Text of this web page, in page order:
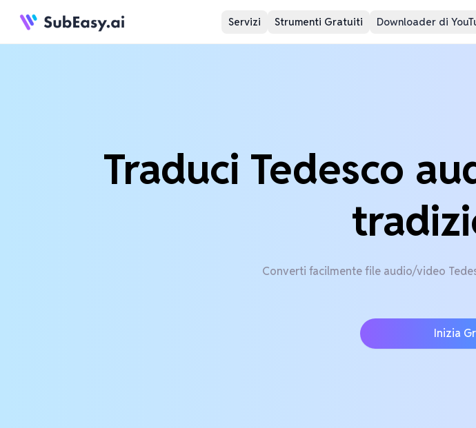
Servizi Strumenti Gratuiti Downloader di
Traduci Tedesco
Converti facilmente file audio/video
Inizia